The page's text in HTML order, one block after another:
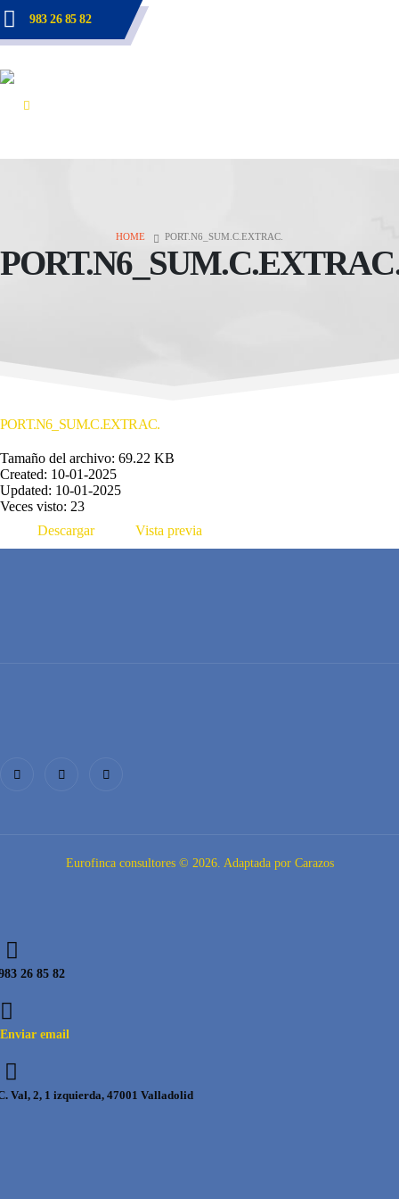
983 26 85 82
HOME PORT.N6_SUM.C.EXTRAC.
PORT.N6_SUM.C.EXTRAC.
Tamaño del archivo: 69.22 KB
Created: 10-01-2025
Updated: 10-01-2025
Veces visto: 23
Descargar
Vista previa
Eurofinca consultores © 2026. Adaptada por Carazos
26 85 82
Enviar email
Val, 2, 1 izquierda, 47001 Valladolid